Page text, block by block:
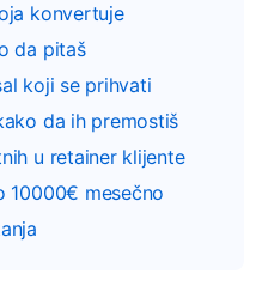
konvertuje
da pitaš
koji se prihvati
da ih premostiš
u retainer klijente
10000€ mesečno